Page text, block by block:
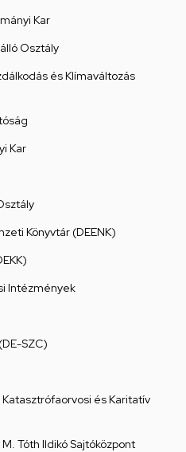
Kar
Osztály
és Klímaváltozás
Kar
Könyvtár (DEENK)
Intézmények
SZC)
és Karitatív
Tóth Ildikó Sajtóközpont